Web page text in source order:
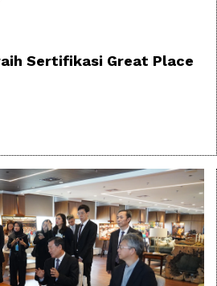
Sertifikasi Great Place